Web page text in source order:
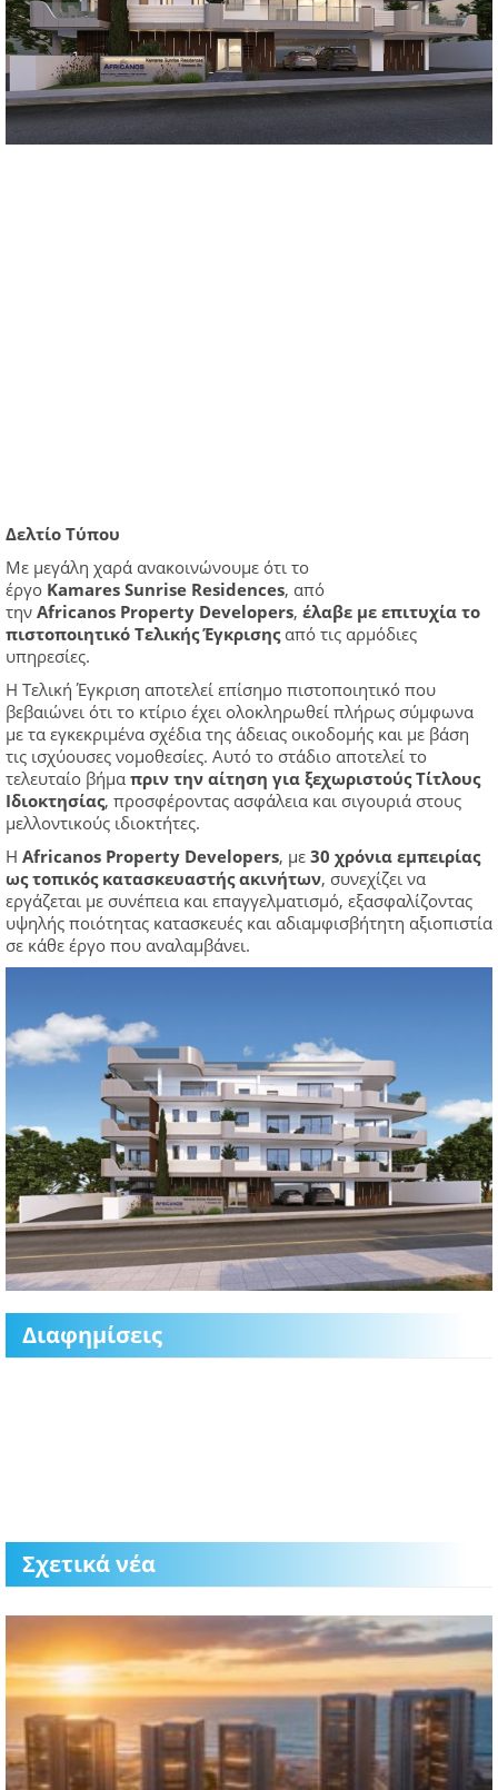
Δελτίο Τύπου
Με μεγάλη χαρά ανακοινώνουμε ότι το
έργο Kamares Sunrise Residences, από
την Africanos Property Developers, έλαβε με επιτυχία το
πιστοποιητικό Τελικής Έγκρισηςαπό τις αρμόδιες
υπηρεσίες.
Η Τελική Έγκριση αποτελεί επίσημο πιστοποιητικό που
βεβαιώνει ότι το κτίριο έχει ολοκληρωθεί πλήρως σύμφωνα
με τα εγκεκριμένα σχέδια της άδειας οικοδομής και με βάση
τις ισχύουσες νομοθεσίες. Αυτό το στάδιο αποτελεί το
τελευταίο βήμα πριν την αίτηση για ξεχωριστούς Τίτλους
Ιδιοκτησίας, προσφέροντας ασφάλεια και σιγουριά στους
μελλοντικούς ιδιοκτήτες.
Η Africanos Property Developers, με 30 χρόνια εμπειρίας
ως τοπικός κατασκευαστής ακινήτων, συνεχίζει να
εργάζεται με συνέπεια και επαγγελματισμό, εξασφαλίζοντας
υψηλής ποιότητας κατασκευές και αδιαμφισβήτητη αξιοπιστία
σε κάθε έργο που αναλαμβάνει.
Διαφημίσεις
Σχετικά νέα